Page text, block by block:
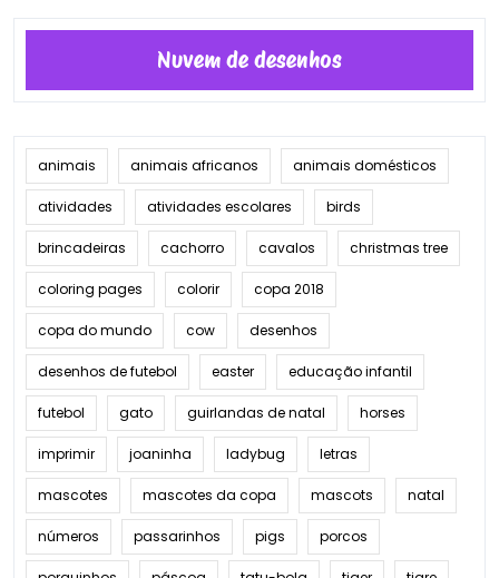
Nuvem de desenhos
animais animais africanos animais domésticos
atividades atividades escolares birds
brincadeiras cachorro cavalos christmas tree
coloring pages colorir copa 2018
copa do mundo cow desenhos
desenhos de futebol easter educação infantil
futebol gato guirlandas de natal horses
imprimir joaninha ladybug letras
mascotes mascotes da copa mascots natal
números passarinhos pigs porcos